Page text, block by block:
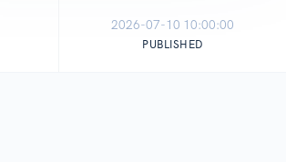
2026-07-10 10:00:00
PUBLISHED